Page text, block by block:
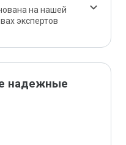
на нашей
экспертов
надежные